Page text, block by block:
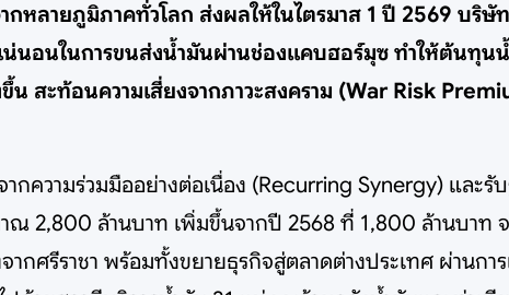
ลายภูมิภาคทั่วโลก ส่งผลให้ในไตรมาส 1 ปี 2569 บริษั
นอนในการขนส่งน้ำมันผ่านช่องแคบฮอร์มุซ ทำให้ต้นทุน
ะท้อนความเสี่ยงจากภาวะสงคราม (War Risk
ความร่วมมืออย่างต่อเนื่อง (Recurring Synergy) และรั
ณ 2,800 ล้านบาท เพิ่มขึ้นจากปี 2568 ที่ 1,800 ล้านบาท
ากศรีราชา พร้อมทั้งขยายธุรกิจสู่ตลาดต่างประเทศ ผ่านก